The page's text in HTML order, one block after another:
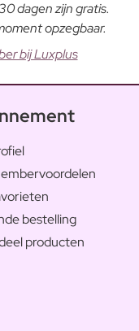
dagen zijn gratis.
opzegbaar.
bij Luxplus
bestelling
producten